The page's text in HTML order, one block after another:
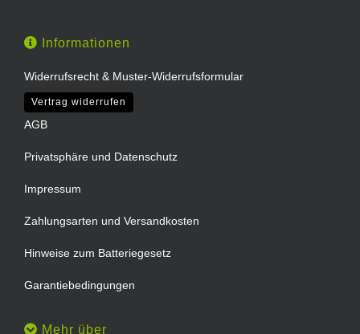
Informationen
Widerrufsrecht & Muster-Widerrufsformular
Vertrag widerrufen
AGB
Privatsphäre und Datenschutz
Impressum
Zahlungsarten und Versandkosten
Hinweise zum Batteriegesetz
Garantiebedingungen
Mehr über